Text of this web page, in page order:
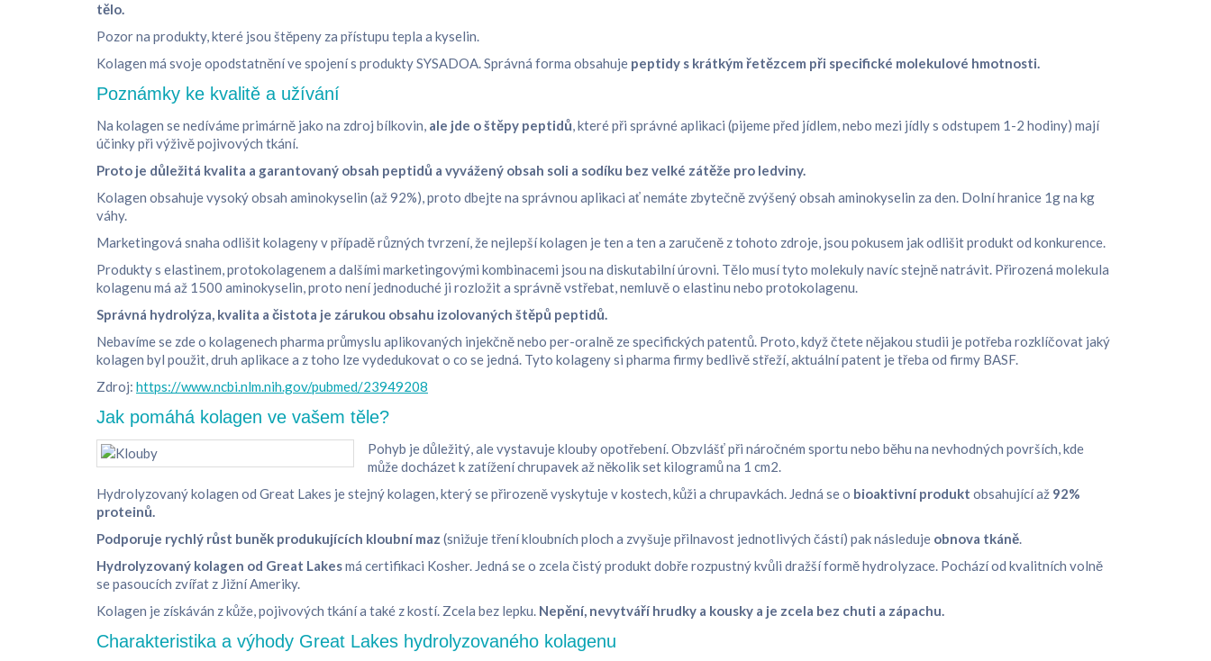
tělo.
Pozor na produkty, které jsou štěpeny za přístupu tepla a kyselin.
Kolagen má svoje opodstatnění ve spojení s produkty SYSADOA. Správná forma obsahuje peptidy s krátkým řetězcem při specifické molekulové hmotnosti.
Poznámky ke kvalitě a užívání
Na kolagen se nedíváme primárně jako na zdroj bílkovin, ale jde o štěpy peptidů, které při správné aplikaci (pijeme před jídlem, nebo mezi jídly s odstupem 1-2 hodiny) mají
účinky při výživě pojivových tkání.
Proto je důležitá kvalita a garantovaný obsah peptidů a vyvážený obsah soli a sodíku bez velké zátěže pro ledviny.
Kolagen obsahuje vysoký obsah aminokyselin (až 92%), proto dbejte na správnou aplikaci ať nemáte zbytečně zvýšený obsah aminokyselin za den. Dolní hranice 1g na kg
váhy.
Marketingová snaha odlišit kolageny v případě různých tvrzení, že nejlepší kolagen je ten a ten a zaručeně z tohoto zdroje, jsou pokusem jak odlišit produkt od konkurence.
Produkty s elastinem, protokolagenem a dalšími marketingovými kombinacemi jsou na diskutabilní úrovni. Tělo musí tyto molekuly navíc stejně natrávit. Přirozená molekula
kolagenu má až 1500 aminokyselin, proto není jednoduché ji rozložit a správně vstřebat, nemluvě o elastinu nebo protokolagenu.
Správná hydrolýza, kvalita a čistota je zárukou obsahu izolovaných štěpů peptidů.
Nebavíme se zde o kolagenech pharma průmyslu aplikovaných injekčně nebo per-oralně ze specifických patentů. Proto, když čtete nějakou studii je potřeba rozklíčovat jaký
kolagen byl použit, druh aplikace a z toho lze vydedukovat o co se jedná. Tyto kolageny si pharma firmy bedlivě střeží, aktuální patent je třeba od firmy BASF.
Zdroj: https://www.ncbi.nlm.nih.gov/pubmed/23949208
Jak pomáhá kolagen ve vašem těle?
Pohyb je důležitý, ale vystavuje klouby opotřebení. Obzvlášť při náročném sportu nebo běhu na nevhodných površích, kde
může docházet k zatížení chrupavek až několik set kilogramů na 1 cm2.
Hydrolyzovaný kolagen od Great Lakes je stejný kolagen, který se přirozeně vyskytuje v kostech, kůži a chrupavkách. Jedná se o bioaktivní produkt obsahující až 92%
proteinů.
Podporuje rychlý růst buněk produkujících kloubní maz (snižuje tření kloubních ploch a zvyšuje přilnavost jednotlivých částí) pak následuje obnova tkáně
Hydrolyzovaný kolagen od Great Lakesmá certifikaci Kosher. Jedná se o zcela čistý produkt dobře rozpustný kvůli dražší formě hydrolyzace. Pochází od kvalitních volně
se pasoucích zvířat z Jižní Ameriky.
Kolagen je získáván z kůže, pojivových tkání a také z kostí. Zcela bez lepku. Nepění, nevytváří hrudky a kousky a je zcela bez chuti a zápachu.
Charakteristika a výhody Great Lakes hydrolyzovaného kolagenu